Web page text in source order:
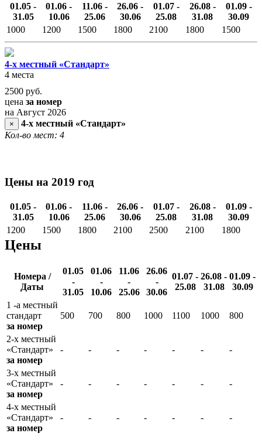
01.05 -
31.05
01.06 -
10.06
11.06 -
25.06
26.06 -
30.06
01.07 -
25.08
26.08 -
31.08
01.09 -
30.09
1000
1200 1500 1800 2100 1800 1500
4-х местный «Стандарт»
4 места
2500 руб.
цена за номер
на Август 2026
×
4-х местный «Стандарт»
Кол-во мест: 4
Цены на 2019 год
01.05 -
31.05
01.06 -
10.06
11.06 -
25.06
26.06 -
30.06
01.07 -
25.08
26.08 -
31.08
01.09 -
30.09
1200
1500 1800 2100 2500 2100 1800
Цены
Номера /
Даты
01.05
-
31.05
01.06
-
10.06
11.06
-
25.06
26.06
-
30.06
01.07 -
25.08
26.08 -
31.08
01.09 -
30.09
1 -а местный
стандарт
за номер
500 700 800 1000 1100 1000 800
2-х местный
«Стандарт»
за номер
- - - - - - -
3-х местный
«Стандарт»
за номер
- - - - - - -
4-х местный
«Стандарт»
за номер
- - - - - - -